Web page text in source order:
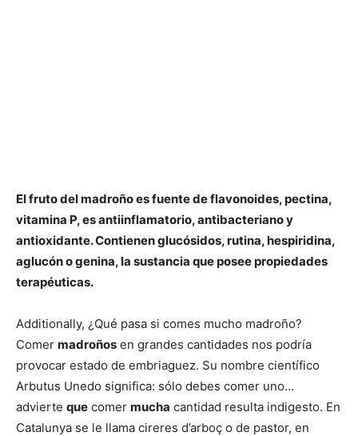
El fruto delmadroñoes fuente de flavonoides, pectina,
vitamina P, es antiinflamatorio, antibacteriano y
antioxidante. Contienen glucósidos, rutina, hespiridina,
aglucón o genina, la sustancia que posee propiedades
terapéuticas.
Additionally, ¿Qué pasa si comes mucho madroño?
Comer madroños en grandes cantidades nos podría
provocar estado de embriaguez. Su nombre científico
Arbutus Unedo significa: sólo debes comer uno…
advierte que comer mucha cantidad resulta indigesto. En
Catalunya se le llama cireres d’arboç o de pastor, en